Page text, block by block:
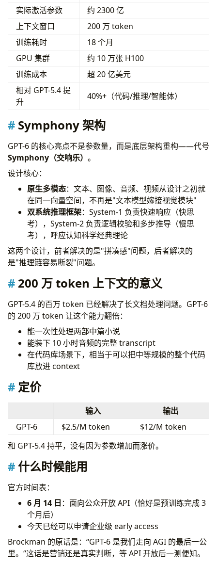
实际激活参数
约 2300 亿
上下文窗口
200 万 token
训练耗时
18 个月
GPU 集群
约 10 万张 H100
训练成本
超 20 亿美元
相对 GPT-5.4 提
升
40%+（代码/推理/智能体）
Symphony 架构
GPT-6 的核心亮点不是参数量，而是底层架构重构——代号
Symphony（交响乐） 。
设计核心：
原生多模态：文本、图像、音频、视频从设计之初就
在同一向量空间，不再是"文本模型嫁接视觉模块"
双系统推理框架：System-1 负责快速响应（快思
考），System-2 负责逻辑校验和多步推导（慢思
考），呼应认知科学经典理论
这两个设计，前者解决的是"拼凑感"问题，后者解决的
是"推理链容易断裂"问题。
200 万 token 上下文的意义
GPT-5.4 的百万 token 已经解决了长文档处理问题。GPT-6
的 200 万 token 让这个能力翻倍：
能一次性处理两部中篇小说
能装下 10 小时音频的完整 transcript
在代码库场景下，相当于可以把中等规模的整个代码
库放进 context
定价
输入
输出
GPT-6
$2.5/M token
$12/M token
和 GPT-5.4 持平，没有因为参数增加而涨价。
什么时候能用
官方时间表：
6 月 14 日 ：面向公众开放 API（恰好是预训练完成 3
个月后）
今天已经可以申请企业级 early access
Brockman 的原话是：“GPT-6 是我们走向 AGI 的最后一公
里。“这话是营销还是真实判断，等 API 开放后一测便知。